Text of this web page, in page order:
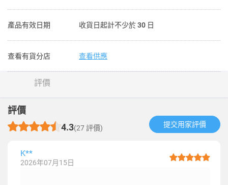
產品有效日期 收貨日起計不少於 30 日
查看有貨分店 查看供應
評價
評價
4.3(27 評價) 提交用家評價​
K**
2026年07月15日